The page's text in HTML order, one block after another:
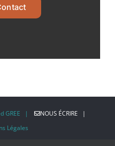
GREE |
NOUS ÉCRIRE |
Légales